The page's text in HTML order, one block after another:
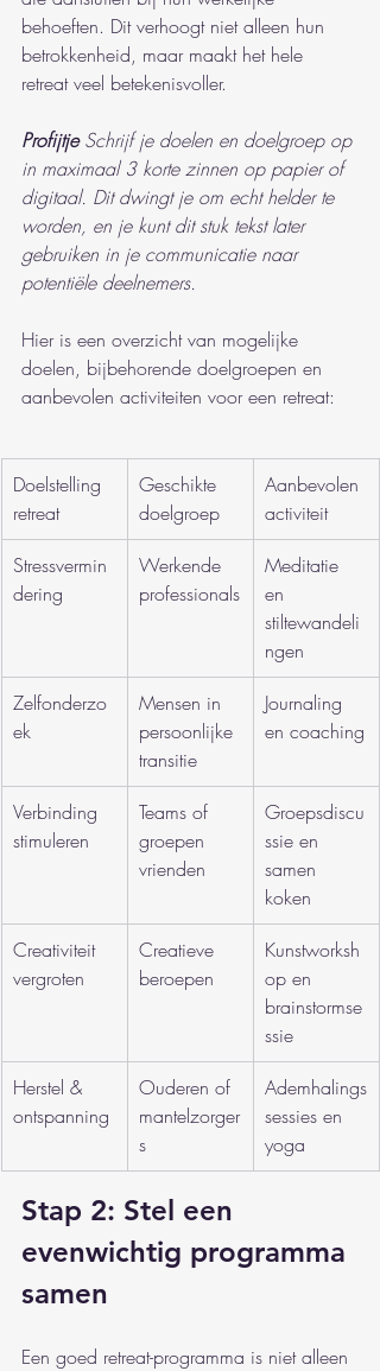
behoeften. Dit verhoogt niet alleen hun
betrokkenheid, maar maakt het hele
retreat veel betekenisvoller.
Profijtje Schrijf je doelen en doelgroep op
in maximaal 3 korte zinnen op papier of
digitaal. Dit dwingt je om echt helder te
worden, en je kunt dit stuk tekst later
gebruiken in je communicatie naar
potentiële deelnemers.
Hier is een overzicht van mogelijke
doelen, bijbehorende doelgroepen en
aanbevolen activiteiten voor een retreat:
Doelstelling
retreat
Geschikte
doelgroep
Aanbevolen
activiteit
Stressvermin
dering
Werkende
professionals
Meditatie
en
stiltewandeli
ngen
Zelfonderzo
ek
Mensen in
persoonlijke
transitie
Journaling
en coaching
Verbinding
stimuleren
Teams of
groepen
vrienden
Groepsdiscu
ssie en
samen
koken
Creativiteit
vergroten
Creatieve
beroepen
Kunstworksh
op en
brainstormse
ssie
Herstel &
ontspanning
Ouderen of
mantelzorger
s
Ademhalings
sessies en
yoga
Stap 2: Stel een
evenwichtig programma
samen
Een goed retreat-programma is niet alleen